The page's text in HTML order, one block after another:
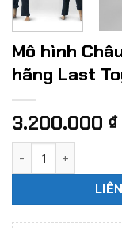
Mô hình
hãng Last
3.200.000 ₫